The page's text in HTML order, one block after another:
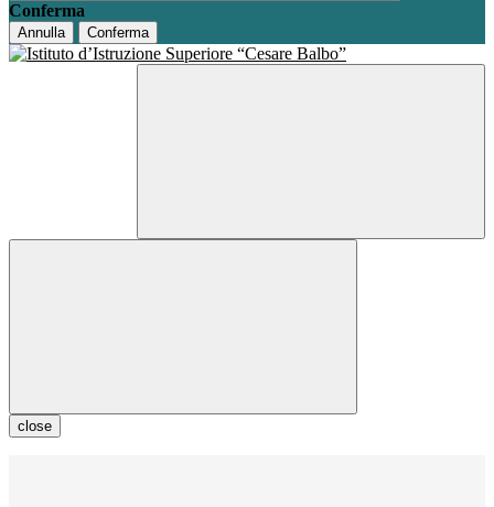
Conferma
Annulla Conferma
close